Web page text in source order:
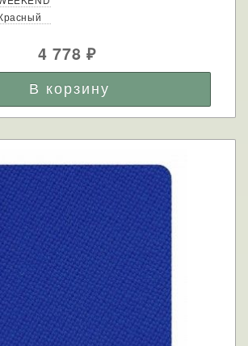
4 778₽